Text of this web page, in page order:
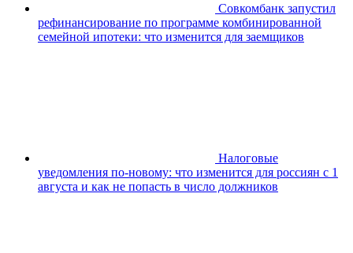
Совкомбанк запустил
рефинансирование по программе комбинированной
семейной ипотеки: что изменится для заемщиков
Налоговые
уведомления по-новому: что изменится для россиян с 1
августа и как не попасть в число должников